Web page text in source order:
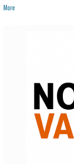
More